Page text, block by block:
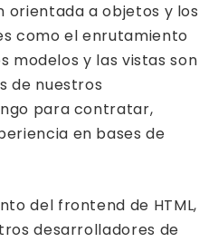
orientada a objetos y los
como el enrutamiento
modelos y las vistas son
de nuestros
para contratar,
en bases de
del frontend de HTML,
desarrolladores de